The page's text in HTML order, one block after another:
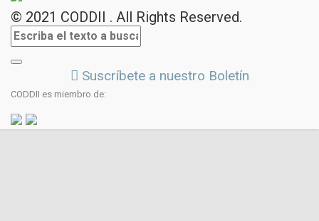
© 2021 CODDII . All Rights Reserved.
Suscríbete a nuestro Boletín
CODDII es miembro de: